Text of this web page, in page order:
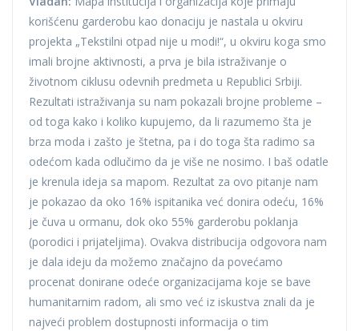
korišćenu garderobu kao donaciju je nastala u okviru
projekta „Tekstilni otpad nije u modi!“, u okviru koga smo
imali brojne aktivnosti, a prva je bila istraživanje o
životnom ciklusu odevnih predmeta u Republici Srbiji.
Rezultati istraživanja su nam pokazali brojne probleme –
od toga kako i koliko kupujemo, da li razumemo šta je
brza moda i zašto je štetna, pa i do toga šta radimo sa
odećom kada odlučimo da je više ne nosimo. I baš odatle
je krenula ideja sa mapom. Rezultat za ovo pitanje nam
je pokazao da oko 16% ispitanika već donira odeću, 16%
je čuva u ormanu, dok oko 55% garderobu poklanja
(porodici i prijateljima). Ovakva distribucija odgovora nam
je dala ideju da možemo značajno da povećamo
procenat donirane odeće organizacijama koje se bave
humanitarnim radom, ali smo već iz iskustva znali da je
najveći problem dostupnosti informacija o tim